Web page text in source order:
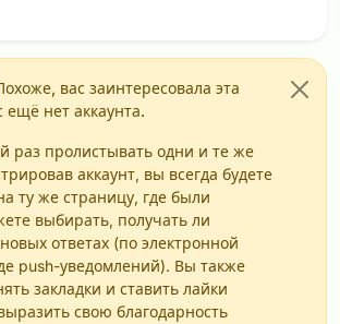
вас заинтересовала эта
ещё нет аккаунта.
раз пролистывать одни и те же
аккаунт, вы всегда будете
ту же страницу, где были
выбирать, получать ли
ответах (по электронной
push-уведомлений). Вы также
закладки и ставить лайки
свою благодарность